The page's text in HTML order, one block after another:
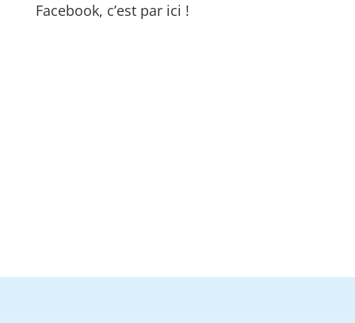
Facebook, c’est par ici !